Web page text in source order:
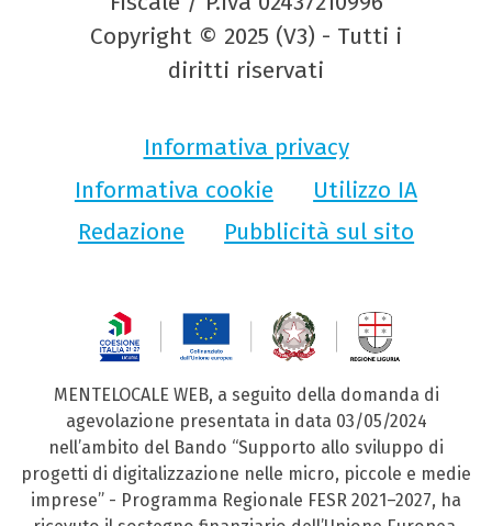
Copyright © 2025 (V3) - Tutti i
diritti riservati
Informativa privacy
Informativa cookie
Utilizzo IA
Redazione
Pubblicità sul sito
MENTELOCALE WEB, a seguito della domanda di
agevolazione presentata in data 03/05/2024
nell’ambito del Bando “Supporto allo sviluppo di
progetti di digitalizzazione nelle micro, piccole e medie
imprese” - Programma Regionale FESR 2021–2027, ha